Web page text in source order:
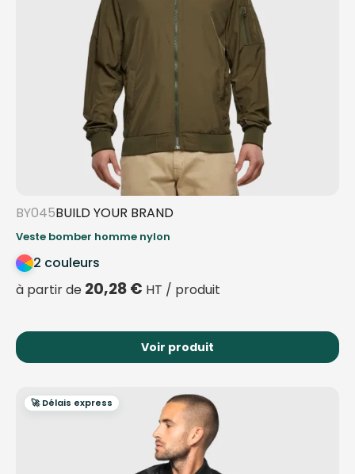
BY045BUILD YOUR BRAND
Veste bomber homme nylon
2 couleurs
à partir de 20,28€ HT / produit
Voir produit
🚀 Délais express